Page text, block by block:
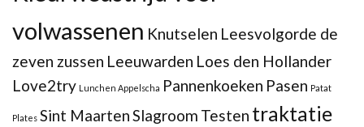
volwassenen Knutselen Leesvolgorde de
zeven zussen Leeuwarden Loes den Hollander
Love2try Lunchen Appelscha Pannenkoeken Pasen Patat
Plates Sint MaartenSlagroom Testen traktatie